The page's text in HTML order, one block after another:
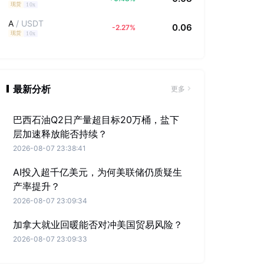
现货 10x
A / USDT
现货 10x
-2.27% 0.06
最新分析 更多
巴西石油Q2日产量超目标20万桶，盐下
层加速释放能否持续？
2026-08-07 23:38:41
AI投入超千亿美元，为何美联储仍质疑生
产率提升？
2026-08-07 23:09:34
加拿大就业回暖能否对冲美国贸易风险？
2026-08-07 23:09:33